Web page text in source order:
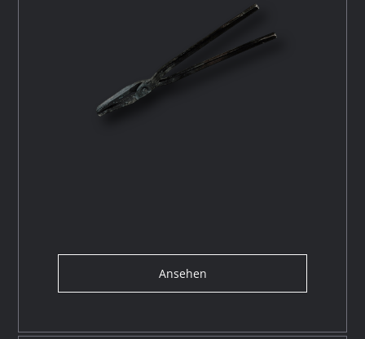
Ansehen